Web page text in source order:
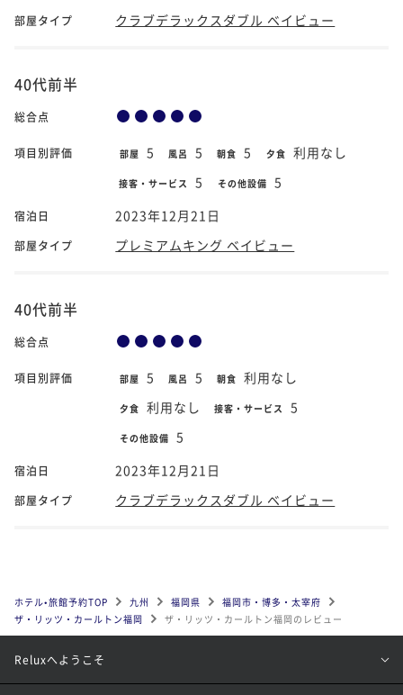
部屋タイプ クラブデラックスダブル ベイビュー
40代前半
総合点
項目別評価 部屋 5 風呂 5 朝食 5 夕食 利用なし
接客・サービス 5 その他設備 5
宿泊日 2023年12月21日
部屋タイプ プレミアムキング ベイビュー
40代前半
総合点
項目別評価 部屋 5 風呂 5 朝食 利用なし
夕食 利用なし 接客・サービス 5
その他設備 5
宿泊日 2023年12月21日
部屋タイプ クラブデラックスダブル ベイビュー
ホテル•旅館予約TOP 九州 福岡県
福岡市・博多・太宰府
ザ・リッツ・カールトン福岡
ザ・リッツ・カールトン福岡のレビュー
Reluxへようこそ